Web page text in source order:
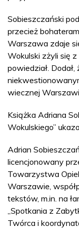
Sobieszczański
przecież
Warszawa zdaje
Wokulski zżyli się
powiedział. Dodał,
wiecznej
Książka Adriana
Wokulskiego”
Adrian
licencjonowany
Towarzystwa
Warszawie,
tekstów, m.in. na
„Spotkania z
Twórca i